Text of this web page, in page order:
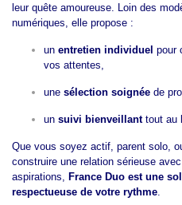
leur quête amoureuse. Loin des
numériques, elle propose :
un entretien individuel pour
vos attentes,
une sélection soignée de
un suivi bienveillanttout au
Que vous soyez actif, parent solo,
construire une relation sérieuse
aspirations, France Duo est une
respectueuse de votre rythme.